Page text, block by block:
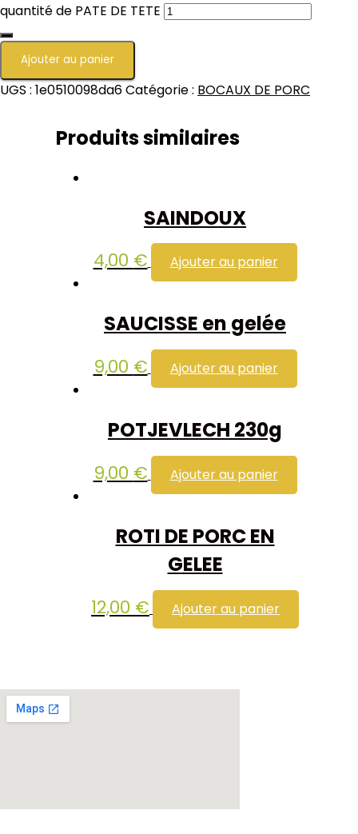
quantité de PATE DE TETE
Ajouter au panier
UGS : 1e0510098da6Catégorie : BOCAUX DE PORC
Produits similaires
SAINDOUX
4,00 € Ajouter au panier
SAUCISSE en gelée
9,00 € Ajouter au panier
POTJEVLECH 230g
9,00 € Ajouter au panier
ROTI DE PORC EN
GELEE
12,00 € Ajouter au panier